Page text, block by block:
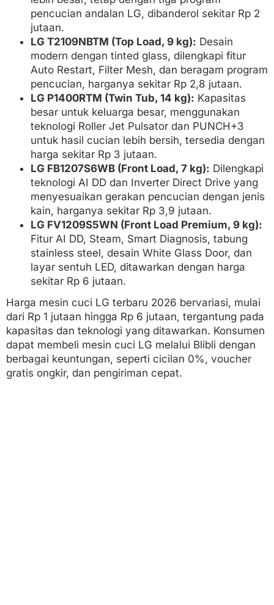
pencucian andalan LG, dibanderol sekitar Rp 2
jutaan.
LG T2109NBTM (Top Load, 9 kg): Desain
modern dengan tinted glass, dilengkapi fitur
Auto Restart, Filter Mesh, dan beragam program
pencucian, harganya sekitar Rp 2,8 jutaan.
LG P1400RTM (Twin Tub, 14 kg): Kapasitas
besar untuk keluarga besar, menggunakan
teknologi Roller Jet Pulsator dan PUNCH+3
untuk hasil cucian lebih bersih, tersedia dengan
harga sekitar Rp 3 jutaan.
LG FB1207S6WB (Front Load, 7 kg): Dilengkapi
teknologi AI DD dan Inverter Direct Drive yang
menyesuaikan gerakan pencucian dengan jenis
kain, harganya sekitar Rp 3,9 jutaan.
LG FV1209S5WN (Front Load Premium, 9 kg):
Fitur AI DD, Steam, Smart Diagnosis, tabung
stainless steel, desain White Glass Door, dan
layar sentuh LED, ditawarkan dengan harga
sekitar Rp 6 jutaan.
Harga mesin cuci LG terbaru 2026 bervariasi, mulai
dari Rp 1 jutaan hingga Rp 6 jutaan, tergantung pada
kapasitas dan teknologi yang ditawarkan. Konsumen
dapat membeli mesin cuci LG melalui Blibli dengan
berbagai keuntungan, seperti cicilan 0%, voucher
gratis ongkir, dan pengiriman cepat.